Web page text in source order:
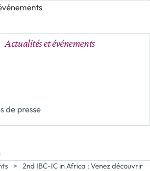
Actualités et événements
de presse
> 2nd IBC-IC in Africa : Venez découvrir